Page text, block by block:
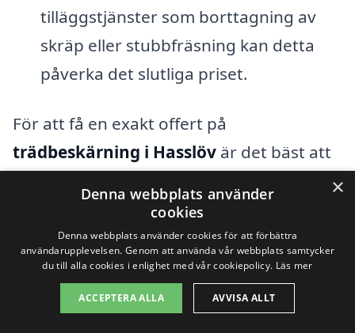
tilläggstjänster som borttagning av
skräp eller stubbfräsning kan detta
påverka det slutliga priset.
För att få en exakt offert på
trädbeskärning i Hasslöv är det bäst att
kontakta flera tjänsteleverantörer och be
om offert. Genom att jämföra olika
alternativ kan du försäkra dig om att du
får det bästa priset och den mest
professionella servicen. Det är också bra
×
Denna webbplats använder
cookies
Denna webbplats använder cookies för att förbättra
användarupplevelsen. Genom att använda vår webbplats samtycker
du till alla cookies i enlighet med vår cookiepolicy. Läs mer
ACCEPTERA ALLA AVVISA ALLT